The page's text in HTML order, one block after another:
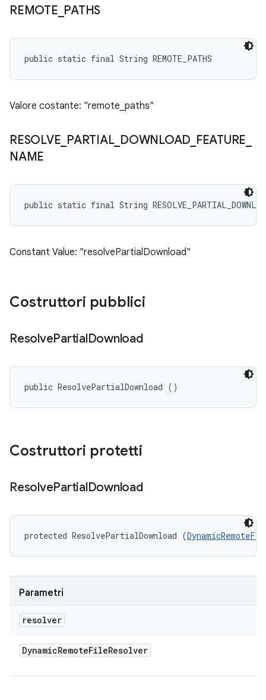
REMOTE PATHS
public static final String REMOTE_PATHS
Valore costante: "remote_paths"
RESOLVE PARTIAL_ DOWNLOAD FEATURE
NAME
public static final String
Constant Value: "resolvePartialDownload"
Costruttori pubblici
ResolvePartialDownload
public ResolvePartialDownload ()
Costruttori protetti
ResolvePartialDownload
protected ResolvePartialDownload (
Parametri
resolver
DynamicRemoteFileResolver